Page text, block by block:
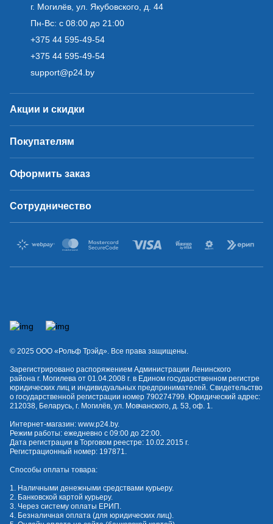
г. Могилёв, ул. Якубовского, д. 44
Пн-Вс: с 08:00 до 21:00
+375 44 595-49-54
+375 44 595-49-54
support@p24.by
Акции и скидки
Покупателям
Оформить заказ
Сотрудничество
© 2025 OOO «Рольф Трэйд». Все права защищены.
Зарегистрировано распоряжением Администрации Ленинского
района г. Могилева от 01.04.2008 г. в Едином государственном регистре
юридических лиц и индивидуальных предпринимателей. Свидетельство
о государственной регистрации номер 790274799. Юридический адрес:
212038, Беларусь, г. Могилёв, ул. Мовчанского, д. 53, оф. 1.
Интернет-магазин: www.p24.by.
Режим работы: ежедневно с 09:00 до 22:00.
Дата регистрации в Торговом реестре: 10.02.2015 г.
Регистрационный номер: 197871.
Способы оплаты товара:
1. Наличными денежными средствами курьеру.
2. Банковской картой курьеру.
3. Через систему оплаты ЕРИП.
4. Безналичная оплата (для юридических лиц).